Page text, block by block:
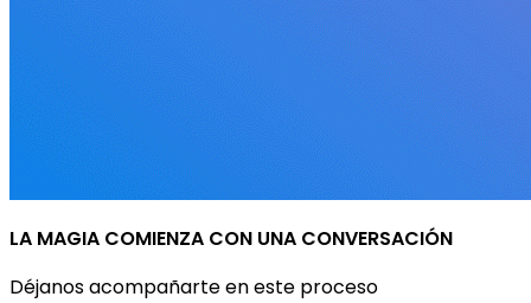
LA MAGIA COMIENZA CON UNA CONVERSACIÓN
Déjanos acompañarte en este proceso